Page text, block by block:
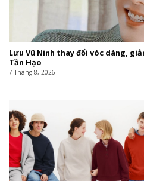
Lưu Vũ Ninh thay đổi vóc dáng,
Tần Hạo
7 Tháng 8, 2026